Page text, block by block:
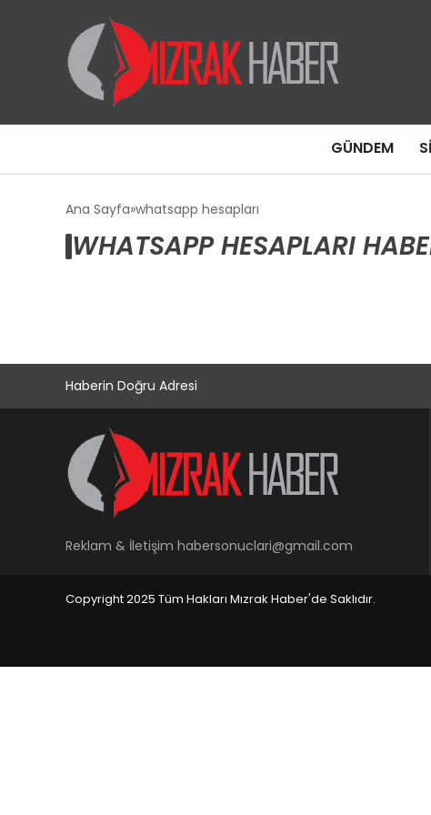
GÜNDEM
Ana Sayfa whatsapp hesapları
WHATSAPP HESAPLARI
Haberin Doğru Adresi
Reklam & İletişim habersonuclari@gmail.com
Copyright 2025 Tüm Hakları Mızrak Haber'de Saklıdır.